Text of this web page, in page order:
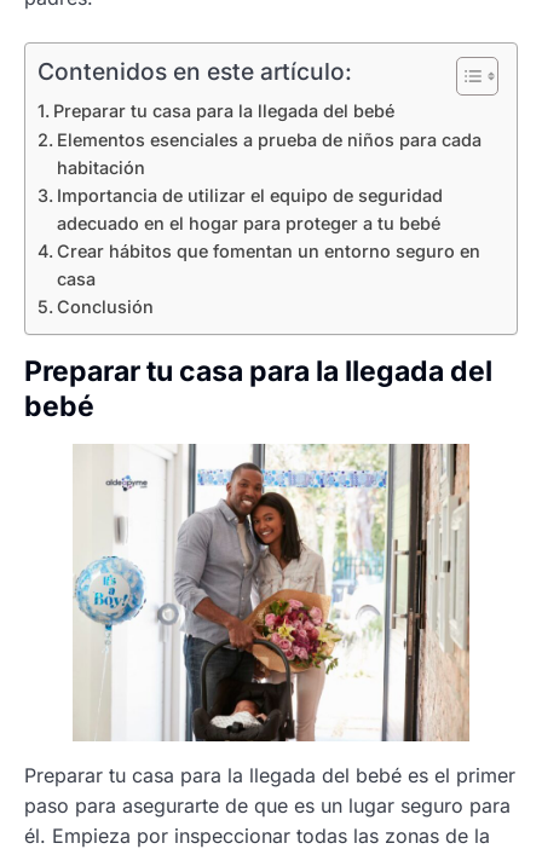
Contenidos en este artículo:
Preparar tu casa para la llegada del bebé
Elementos esenciales a prueba de niños para cada
habitación
Importancia de utilizar el equipo de seguridad
adecuado en el hogar para proteger a tu bebé
Crear hábitos que fomentan un entorno seguro en
casa
Conclusión
Preparar tu casa para la llegada del
bebé
Preparar tu casa para la llegada del bebé es el primer
paso para asegurarte de que es un lugar seguro para
él. Empieza por inspeccionar todas las zonas de la